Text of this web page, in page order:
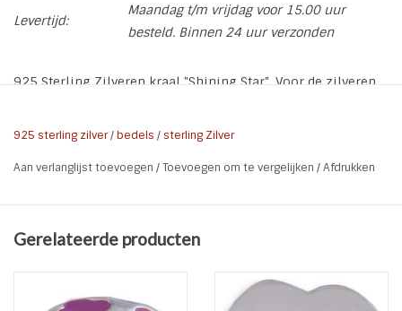
Levertijd:
Maandag t/m vrijdag voor 15.00 uur
besteld. Binnen 24 uur verzonden
925 Sterling Zilveren kraal "Shining Star". Voor de zilveren
tussenkraal voor een op maat gemaakte natural stones
* Formaat:
925 sterling zilver/bedels /sterling Zilver
Aan verlanglijst toevoegen /Toevoegen om te vergelijken /Afdrukken
Gerelateerde producten